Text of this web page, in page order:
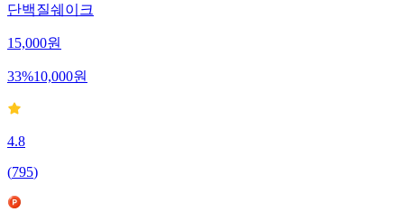
단백질쉐이크
15,000원
33%10,000원
4.8
(795)